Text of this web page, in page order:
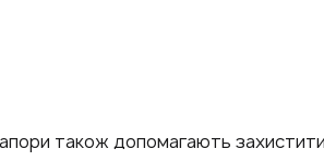
також допомагають